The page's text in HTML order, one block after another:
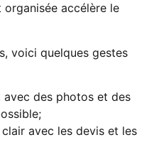
accélère le
voici quelques gestes
avec des photos et des
avec les devis et les